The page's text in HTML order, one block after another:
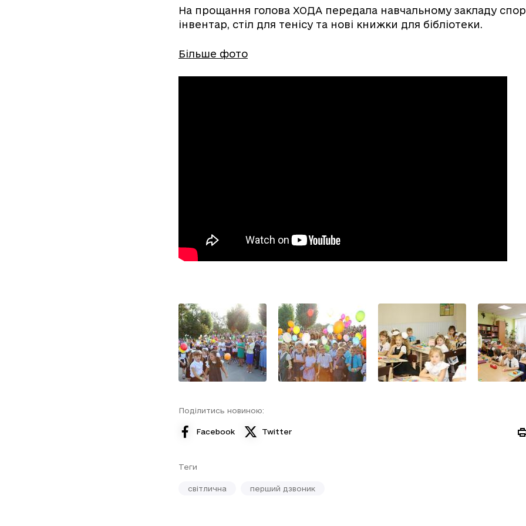
На прощання голова ХОДА передала навчальному закладу
інвентар, стіл для тенісу та нові книжки для бібліотеки.
Більше фото
Поділитись новиною:
Facebook Twitter
Теги
світлична перший дзвоник